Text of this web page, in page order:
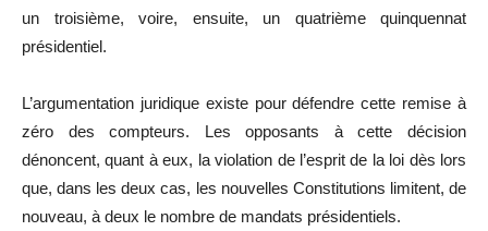
un troisième, voire, ensuite, un quatrième quinquennat
présidentiel.
L’argumentation juridique existe pour défendre cette remise à
zéro des compteurs. Les opposants à cette décision
dénoncent, quant à eux, la violation de l’esprit de la loi dès lors
que, dans les deux cas, les nouvelles Constitutions limitent, de
nouveau, à deux le nombre de mandats présidentiels.